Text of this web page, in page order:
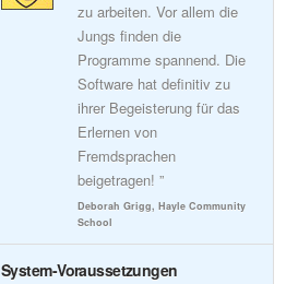
zu arbeiten. Vor allem die
Jungs finden die
Programme spannend. Die
Software hat definitiv zu
ihrer Begeisterung für das
Erlernen von
Fremdsprachen
beigetragen! ”
Deborah Grigg, Hayle Community
School
System-Voraussetzungen